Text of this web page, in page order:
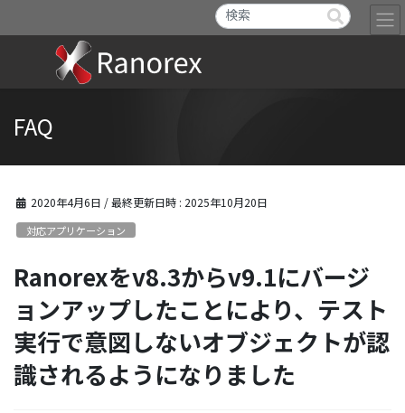
FAQ
2020年4月6日 / 最終更新日時 : 2025年10月20日
対応アプリケーション
Ranorexをv8.3からv9.1にバージ
ョンアップしたことにより、テスト
実行で意図しないオブジェクトが認
識されるようになりました